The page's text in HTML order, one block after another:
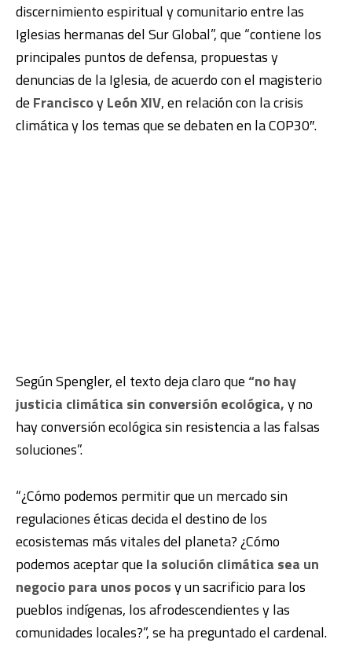
discernimiento espiritual y comunitario entre las
Iglesias hermanas del Sur Global”, que “contiene los
principales puntos de defensa, propuestas y
denuncias de la Iglesia, de acuerdo con el magisterio
de FranciscoyLeón XIV, en relación con la crisis
climática y los temas que se debaten en la COP30″.
Según Spengler, el texto deja claro que“no hay
justicia climática sin conversión ecológica,y no
hay conversión ecológica sin resistencia a las falsas
soluciones”.
“¿Cómo podemos permitir que un mercado sin
regulaciones éticas decida el destino de los
ecosistemas más vitales del planeta? ¿Cómo
podemos aceptar que la solución climática sea un
negocio para unos pocosy un sacrificio para los
pueblos indígenas, los afrodescendientes y las
comunidades locales?”, se ha preguntado el cardenal.